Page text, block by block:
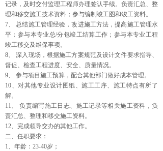
记录，及时交付监理工程师办理签认手续。负责汇总、整
理和移交施工技术资料；参与编制竣工图和竣工资料。
7、 总结施工管理经验，改进施工方法，提高施工管理水
平；参与本专业总/分包竣工结算工作；参与本专业工程
竣工移交及维保事项。
8、 深入现场，根据施工方案规范及设计文件要求指导、
督促、检查工程进度、安全、质量情况。
9、 参与项目施工预算，配合其他部门做好成本管理。
10、对其他专业设计图纸、施工工序、施工特点有所了
解。
11、 负责编写施工日志、施工记录等相关施工资料，负
责汇总、整理和移交施工资料。
12、完成领导交办的其他工作。
二、任职要求：
1、年龄：23-40岁；